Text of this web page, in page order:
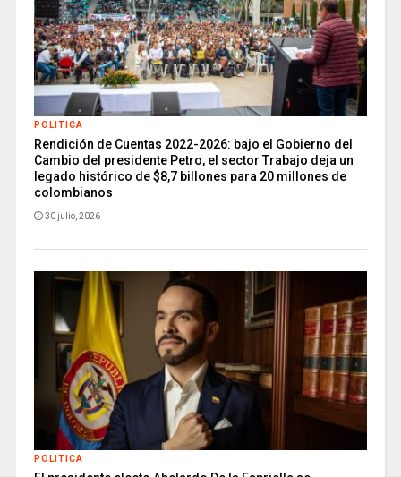
POLITICA
Rendición de Cuentas 2022-2026: bajo el Gobierno del
Cambio del presidente Petro, el sector Trabajo deja un
legado histórico de $8,7 billones para 20 millones de
colombianos
30 julio, 2026
POLITICA